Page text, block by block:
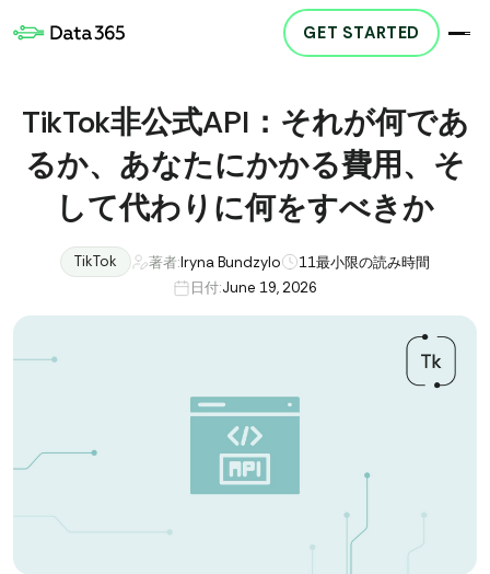
GET STARTED
TikTok非公式API：それが何であ
るか、あなたにかかる費用、そ
して代わりに何をすべきか
TikTok 著者:Iryna Bundzylo 11最小限の読み時間
日付:June 19, 2026